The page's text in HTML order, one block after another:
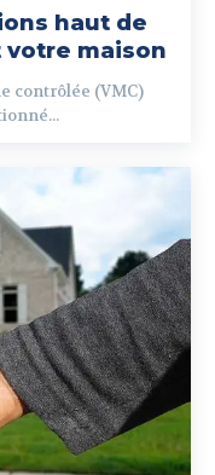
haut de
maison
contrôlée (VMC)